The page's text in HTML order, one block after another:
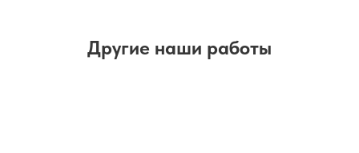
Другие наши работы